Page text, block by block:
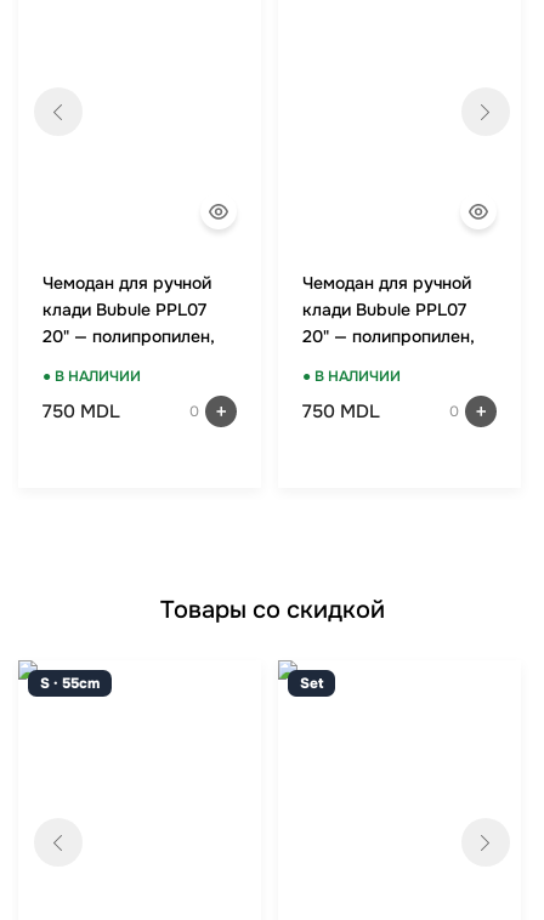
Чемодан для ручной
клади Bubule PPL07
20" — полипропилен,
● В НАЛИЧИИ
750 MDL 0
Чемодан для ручной
клади Bubule PPL07
20" — полипропилен,
● В НАЛИЧИИ
750 MDL 0
Товары со скидкой
S · 55cm Set